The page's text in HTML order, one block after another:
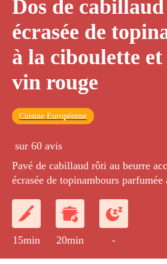
Dos de
écrasée de
à la ciboulette et
vin rouge
Cuisine Européenne
sur 60 avis
Pavé de cabillaud rôti au beurre
écrasée de topinambours
15min 20min -